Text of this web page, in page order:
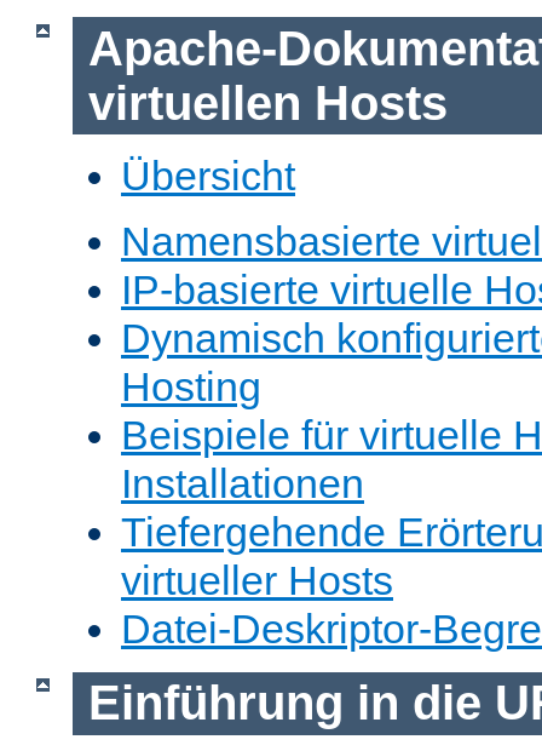
Apache-
virtuellen Hosts
Übersicht
Namensbasierte
IP-basierte virtuelle
Dynamisch
Hosting
Beispiele für virtuelle
Installationen
Tiefergehende
virtueller Hosts
Datei-Deskriptor-
Einführung in die